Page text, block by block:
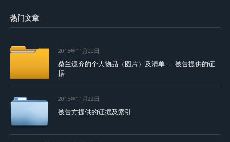
热门文章
2015年11月22日
桑兰遗弃的个人物品（图片）及清单——被告提供的证
据
2015年11月22日
被告方提供的证据及索引